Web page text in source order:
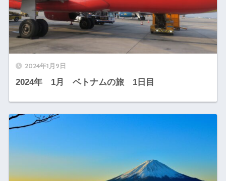
2024年1月9日
2024年 1月 ベトナムの旅 1日目